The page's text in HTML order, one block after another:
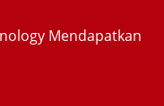
Mendapatkan